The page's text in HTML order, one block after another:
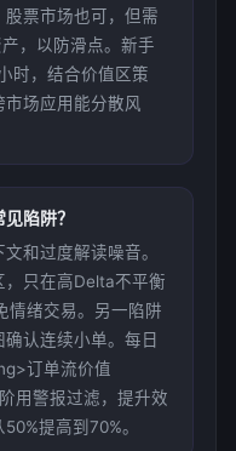
票市场也可，但需
，以防滑点。新手
时，结合价值区策
场应用能分散风
陷阱？
和过度解读噪音。
只在高Delta不平衡
情绪交易。另一陷阱
认连续小单。每日
订单流价值
用警报过滤，提升效
提高到70%。